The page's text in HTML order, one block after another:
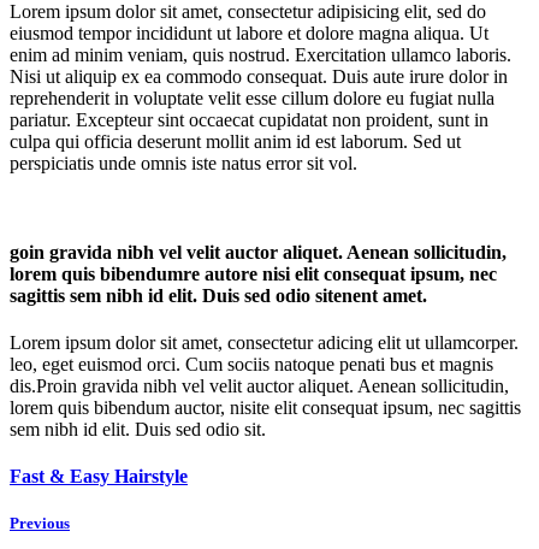
Lorem ipsum dolor sit amet, consectetur adipisicing elit, sed do
eiusmod tempor incididunt ut labore et dolore magna aliqua. Ut
enim ad minim veniam, quis nostrud. Exercitation ullamco laboris.
Nisi ut aliquip ex ea commodo consequat. Duis aute irure dolor in
reprehenderit in voluptate velit esse cillum dolore eu fugiat nulla
pariatur. Excepteur sint occaecat cupidatat non proident, sunt in
culpa qui officia deserunt mollit anim id est laborum. Sed ut
perspiciatis unde omnis iste natus error sit vol.
goin gravida nibh vel velit auctor aliquet. Aenean sollicitudin,
lorem quis bibendumre autore nisi elit consequat ipsum, nec
sagittis sem nibh id elit. Duis sed odio sitenent amet.
Lorem ipsum dolor sit amet, consectetur adicing elit ut ullamcorper.
leo, eget euismod orci. Cum sociis natoque penati bus et magnis
dis.Proin gravida nibh vel velit auctor aliquet. Aenean sollicitudin,
lorem quis bibendum auctor, nisite elit consequat ipsum, nec sagittis
sem nibh id elit. Duis sed odio sit.
Fast & Easy Hairstyle
Previous